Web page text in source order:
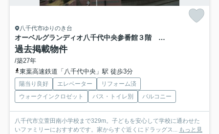
八千代市ゆりのき台
オーベルグランディオ八千代中央参番館３階 八千代市ゆりのき台１丁目 中古マンション
過去掲載物件
/築27年
東葉高速鉄道「八千代中央」駅 徒歩3分
陽当り良好 エレベーター
リフォーム済
ウォークインクロゼット
バス・トイレ別 バルコニー
八千代市立萱田南小学校まで329m。子どもを安心して学校に通わせた
いファミリーにおすすめです。家からすぐ近くにドラッグス... もっと見